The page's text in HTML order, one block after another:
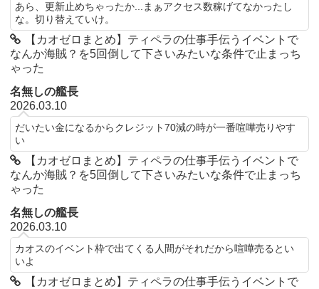
あら、更新止めちゃったか...まぁアクセス数稼げてなかったし
な。切り替えていけ。
【カオゼロまとめ】ティペラの仕事手伝うイベントで
なんか海賊？を5回倒して下さいみたいな条件で止まっち
ゃった
名無しの艦長
2026.03.10
だいたい金になるからクレジット70減の時が一番喧嘩売りやす
い
【カオゼロまとめ】ティペラの仕事手伝うイベントで
なんか海賊？を5回倒して下さいみたいな条件で止まっち
ゃった
名無しの艦長
2026.03.10
カオスのイベント枠で出てくる人間がそれだから喧嘩売るとい
いよ
【カオゼロまとめ】ティペラの仕事手伝うイベントで